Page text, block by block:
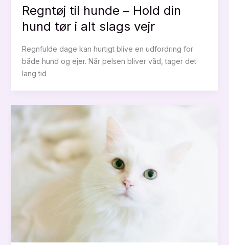
Regntøj til hunde – Hold din
hund tør i alt slags vejr
Regnfulde dage kan hurtigt blive en udfordring for
både hund og ejer. Når pelsen bliver våd, tager det
lang tid